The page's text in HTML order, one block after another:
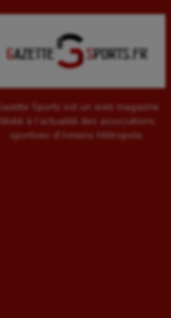
Gazette Sports est un web magazine
dédié à l'actualité des associations
sportives d'Amiens Métropole.